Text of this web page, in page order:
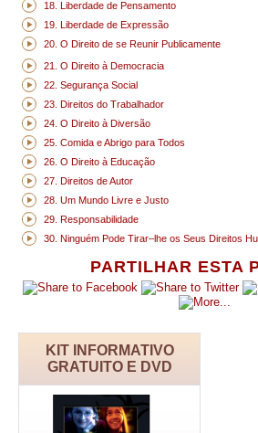
PARTILHAR ESTA
KIT INFORMATIVO
GRATUITO E DVD
18. Liberdade de Pensamento
19. Liberdade de Expressão
20. O Direito de se Reunir Publicamente
21. O Direito à Democracia
22. Segurança Social
23. Direitos do Trabalhador
24. O Direito à Diversão
25. Comida e Abrigo para Todos
26. O Direito à Educação
27. Direitos de Autor
28. Um Mundo Livre e Justo
29. Responsabilidade
30. Ninguém Pode Tirar–lhe os Seus Direitos